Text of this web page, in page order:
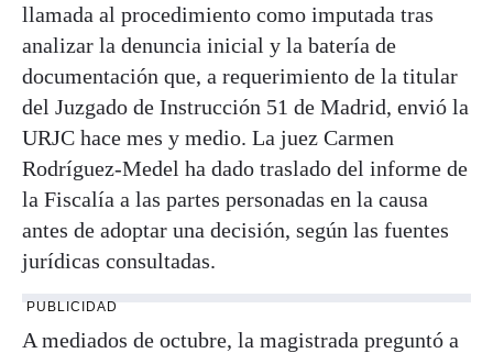
llamada al procedimiento como imputada tras
analizar la denuncia inicial y la batería de
documentación que, a requerimiento de la titular
del Juzgado de Instrucción 51 de Madrid, envió la
URJC hace mes y medio. La juez Carmen
Rodríguez-Medel ha dado traslado del informe de
la Fiscalía a las partes personadas en la causa
antes de adoptar una decisión, según las fuentes
jurídicas consultadas.
PUBLICIDAD
A mediados de octubre, la magistrada preguntó a